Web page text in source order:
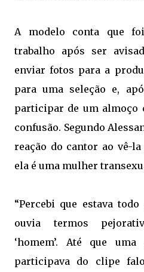
A modelo conta que
trabalho após ser
enviar fotos para a
para uma seleção e,
participar de um almoço
confusão. Segundo
reação do cantor ao vê-
ela é uma mulher
“Percebi que estava
ouvia termos
‘homem’. Até que
participava do clipe